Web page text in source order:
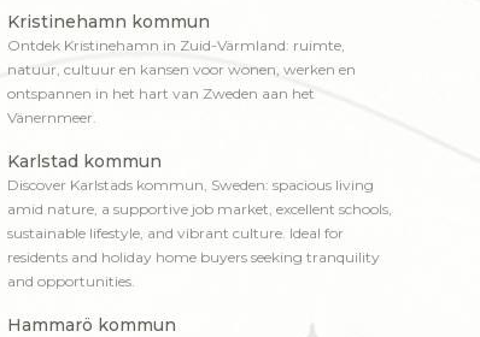
Kristinehamn kommun
Ontdek Kristinehamn in Zuid-Värmland: ruimte,
natuur, cultuur en kansen voor wonen, werken en
ontspannen in het hart van Zweden aan het
Vänernmeer.
Karlstad kommun
Discover Karlstads kommun, Sweden: spacious living
amid nature, a supportive job market, excellent schools,
sustainable lifestyle, and vibrant culture. Ideal for
residents and holiday home buyers seeking tranquility
and opportunities.
Hammarö kommun